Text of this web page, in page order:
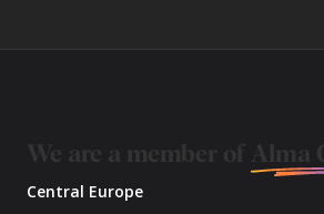
Central Europe